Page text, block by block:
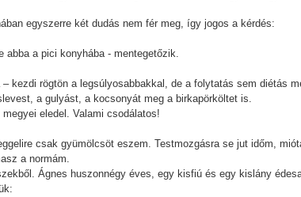
egyszerre két dudás nem fér meg, így jogos a kérdés:
abba a pici konyhába - mentegetőzik.
kezdi rögtön a legsúlyosabbakkal, de a folytatás sem diétás
a gulyást, a kocsonyát meg a birkapörköltet is.
eledel. Valami csodálatos!
csak gyümölcsöt eszem. Testmozgásra se jut időm,
a normám.
Ágnes huszonnégy éves, egy kisfiú és egy kislány